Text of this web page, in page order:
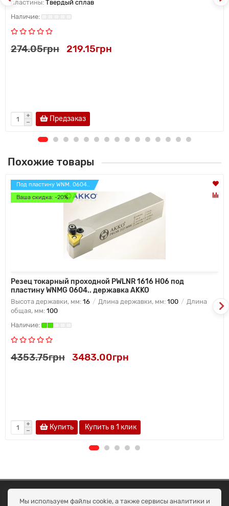
пластины: Твердый сплав
274.05грн 219.15грн
Предзаказ
Похожие товары
Под пластину WNM. 0604..
Ваша скидка: -20%
Резец токарный проходной PWLNR 1616 H06 под
пластину WNMG 0604.. державка AKKO
Высота державки, мм: 16 Длина державки, мм: 100
Длина
общая, мм: 100
4353.75грн 3483.00грн
Купить Купить в 1 клик
ОКЕАН ТРЕЙД
Договір публичної оферти
Мы используем файлы cookie, а также сервисы аналитики и